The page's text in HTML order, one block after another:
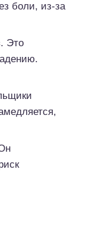
боли, из-за
Это